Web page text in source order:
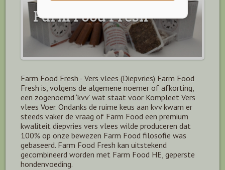
Farm Food Fresh
Farm Food Fresh - Vers vlees (Diepvries) Farm Food
Fresh is, volgens de algemene noemer of afkorting,
een zogenoemd ‘kvv’ wat staat voor Kompleet Vers
vlees Voer. Ondanks de ruime keus aan kvv kwam er
steeds vaker de vraag of Farm Food een premium
kwaliteit diepvries vers vlees wilde produceren dat
100% op onze bewezen Farm Food filosofie was
gebaseerd. Farm Food Fresh kan uitstekend
gecombineerd worden met Farm Food HE, geperste
hondenvoeding.